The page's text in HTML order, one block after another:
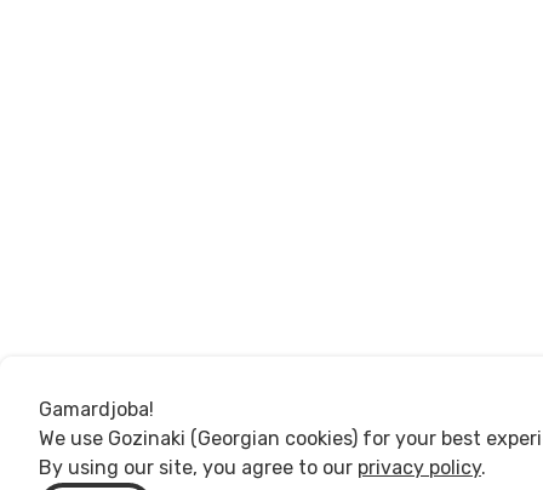
Gamardjoba!
We use Gozinaki (Georgian cookies) for your best
By using our site, you agree to our privacy policy.